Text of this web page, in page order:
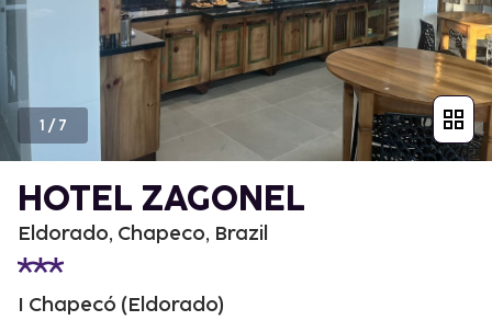
1 /7
HOTEL ZAGONEL
Eldorado, Chapeco, Brazil
I Chapecó (Eldorado)